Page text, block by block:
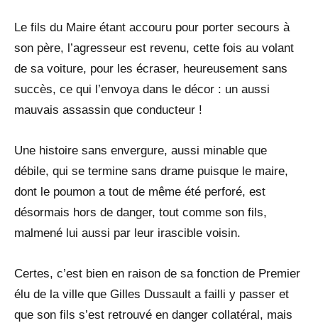
Le fils du Maire étant accouru pour porter secours à
son père, l’agresseur est revenu, cette fois au volant
de sa voiture, pour les écraser, heureusement sans
succès, ce qui l’envoya dans le décor : un aussi
mauvais assassin que conducteur !
Une histoire sans envergure, aussi minable que
débile, qui se termine sans drame puisque le maire,
dont le poumon a tout de même été perforé, est
désormais hors de danger, tout comme son fils,
malmené lui aussi par leur irascible voisin.
Certes, c’est bien en raison de sa fonction de Premier
élu de la ville que Gilles Dussault a failli y passer et
que son fils s’est retrouvé en danger collatéral, mais